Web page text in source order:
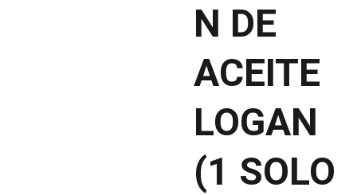
N DE
ACEITE
LOGAN
(1 SOLO